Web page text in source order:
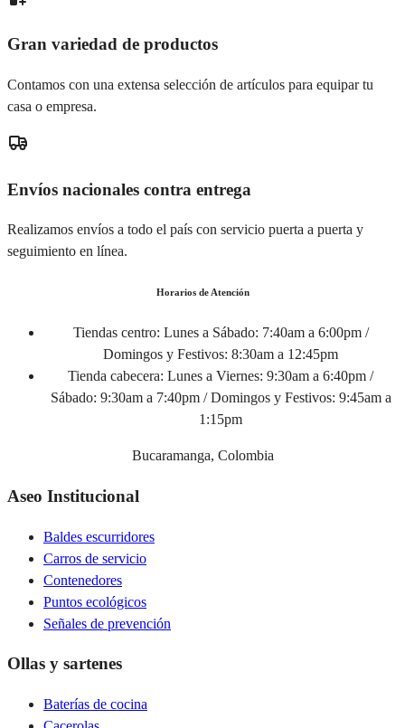
Gran variedad de productos
Contamos con una extensa selección de artículos para equipar tu
casa o empresa.
Envíos nacionales contra entrega
Realizamos envíos a todo el país con servicio puerta a puerta y
seguimiento en línea.
Horarios de Atención
Tiendas centro: Lunes a Sábado: 7:40am a 6:00pm /
Domingos y Festivos: 8:30am a 12:45pm
Tienda cabecera: Lunes a Viernes: 9:30am a 6:40pm /
Sábado: 9:30am a 7:40pm / Domingos y Festivos: 9:45am a
1:15pm
Bucaramanga, Colombia
Aseo Institucional
Baldes escurridores
Carros de servicio
Contenedores
Puntos ecológicos
Señales de prevención
Ollas y sartenes
Baterías de cocina